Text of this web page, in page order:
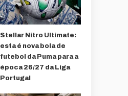
Stellar Nitro Ultimate:
esta é nova bola de
futebol da Puma para a
época 26/27 da Liga
Portugal